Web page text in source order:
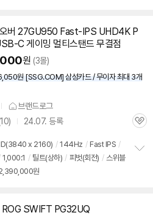
버 27GU950 Fast-IPS UHD4K P
C 게이밍 멀티스탠드 무결점
원 (3몰)
원 [SSG.COM] 삼성카드 / 무이자 최대 3개
브랜드로그
상
리
뷰
10) 24.07. 등록
관
x 2160) / 144Hz / Fast IPS /
1,000:1 / 틸트(상하) / 피벗(회전) / 스위블
원
SWIFT PG32UQ